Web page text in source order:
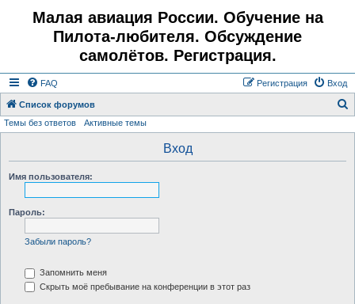
Малая авиация России. Обучение на
Пилота-любителя. Обсуждение
самолётов. Регистрация.
FAQ Вход
Регистрация
Список форумов
Темы без ответов Активные темы
Вход
Имя пользователя:
Пароль:
Забыли пароль?
Запомнить меня
Скрыть моё пребывание на конференции в этот раз